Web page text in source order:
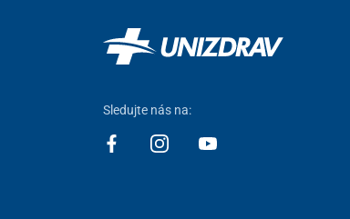
Sledujte nás na: